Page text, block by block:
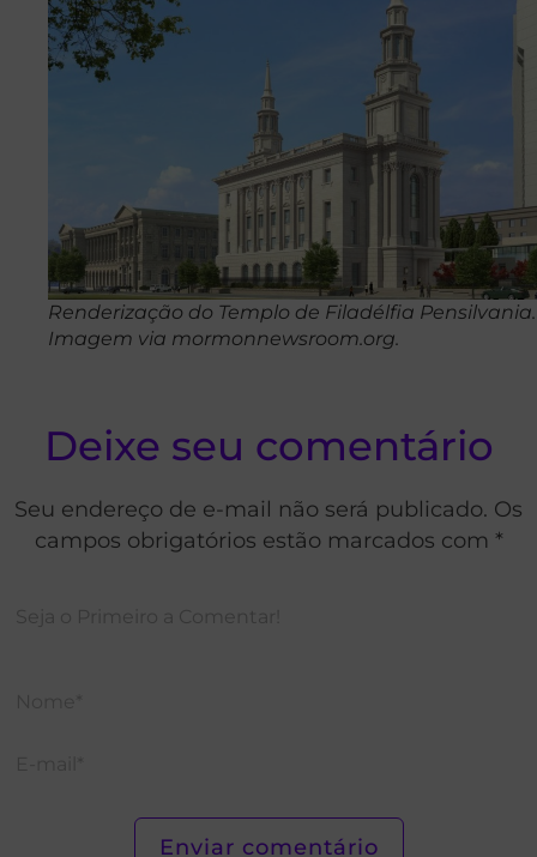
Renderização do Templo de Filadélfia Pensilvania.
Imagem via mormonnewsroom.org.
Deixe seu comentário
Seu endereço de e-mail não será publicado. Os
campos obrigatórios estão marcados com *